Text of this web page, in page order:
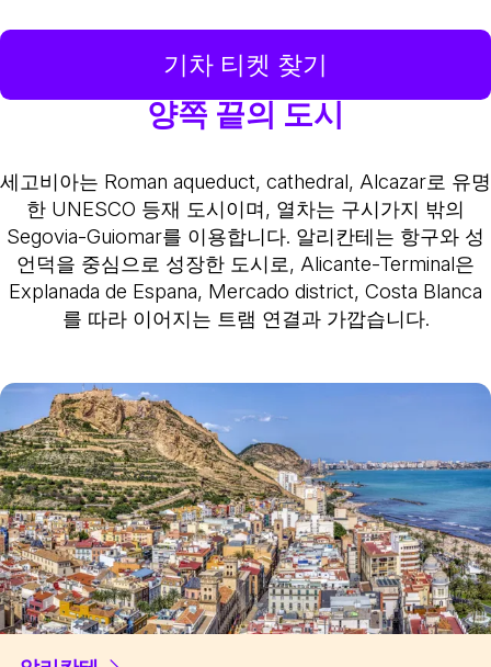
기차 티켓 찾기
양쪽 끝의 도시
세고비아는 Roman aqueduct, cathedral, Alcazar로 유명
한 UNESCO 등재 도시이며, 열차는 구시가지 밖의
Segovia-Guiomar를 이용합니다. 알리칸테는 항구와 성
언덕을 중심으로 성장한 도시로, Alicante-Terminal은
Explanada de Espana, Mercado district, Costa Blanca
를 따라 이어지는 트램 연결과 가깝습니다.